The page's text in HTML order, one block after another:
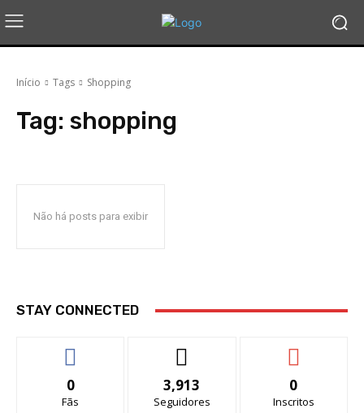
Início Tags Shopping
Tag: shopping
Não há posts para exibir
STAY CONNECTED
0
Fãs
3,913
Seguidores
0
Inscritos